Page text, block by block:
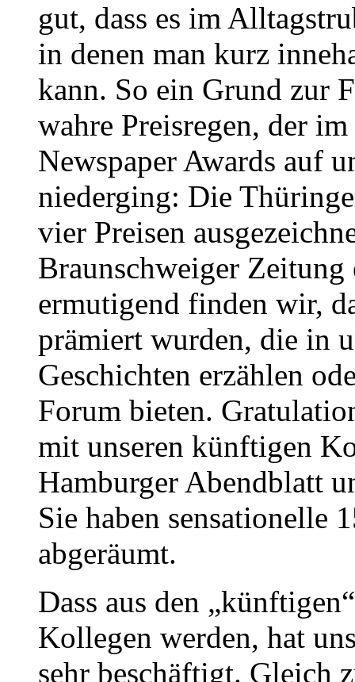
gut, dass es im
in denen man kurz
kann. So ein Grund zur
wahre Preisregen, der
Newspaper Awards auf
niederging: Die
vier Preisen
Braunschweiger Zeitung
ermutigend finden wir,
prämiert wurden, die in
Geschichten erzählen
Forum bieten.
mit unseren künftigen
Hamburger Abendblatt
Sie haben sensationelle
abgeräumt.
Dass aus den
Kollegen werden, hat
sehr beschäftigt. Gleich